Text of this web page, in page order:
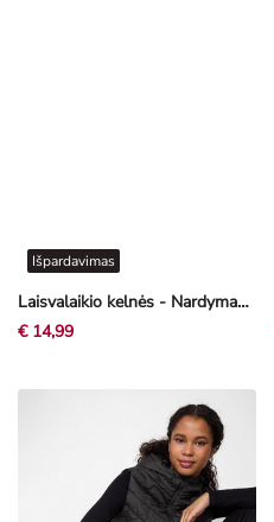
Laisvalaikio kelnės - Nardymas - pilkšvai rusva
Išpardavimas
€ 14,99